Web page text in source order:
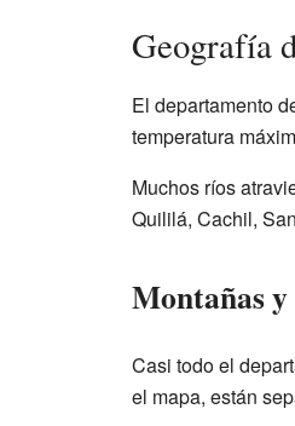
Geografía
El departamento
temperatura
Muchos ríos
Quililá, Cachil,
Montañas y
Casi todo el
el mapa, están